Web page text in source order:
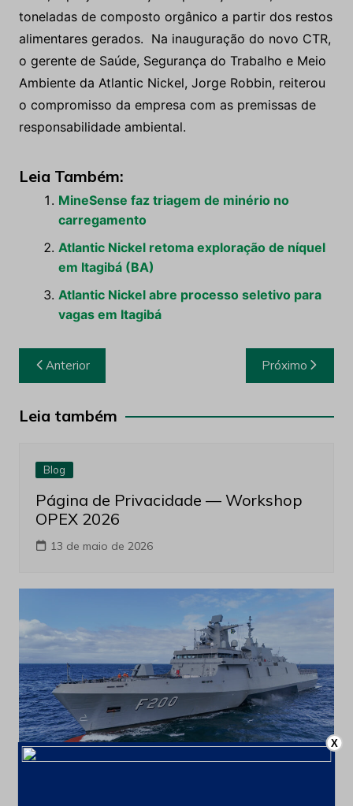
toneladas de composto orgânico a partir dos restos
alimentares gerados. Na inauguração do novo CTR,
o gerente de Saúde, Segurança do Trabalho e Meio
Ambiente da Atlantic Nickel, Jorge Robbin, reiterou
o compromisso da empresa com as premissas de
responsabilidade ambiental.
Leia Também:
MineSense faz triagem de minério no
carregamento
Atlantic Nickel retoma exploração de níquel
em Itagibá (BA)
Atlantic Nickel abre processo seletivo para
vagas em Itagibá
Navegação
de
Post
Anterior Próximo
Leia também
Blog
Página de Privacidade — Workshop
OPEX 2026
13 de maio de 2026
X